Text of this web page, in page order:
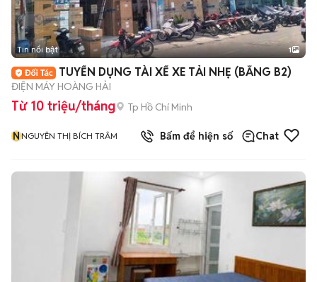
Tin nổi bật 1
TUYỂN DỤNG TÀI XẾ XE TẢI NHẸ (BẰNG B2)
ĐIỆN MÁY HOÀNG HẢI
Từ 10 triệu/tháng Tp Hồ Chí Minh
NNGUYÊN THỊ BÍCH TRÂM Bấm để hiện số Chat